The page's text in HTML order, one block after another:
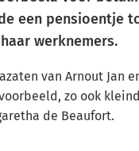
een pensioentje
werknemers.
van Arnout Jan
zo ook
de Beaufort.